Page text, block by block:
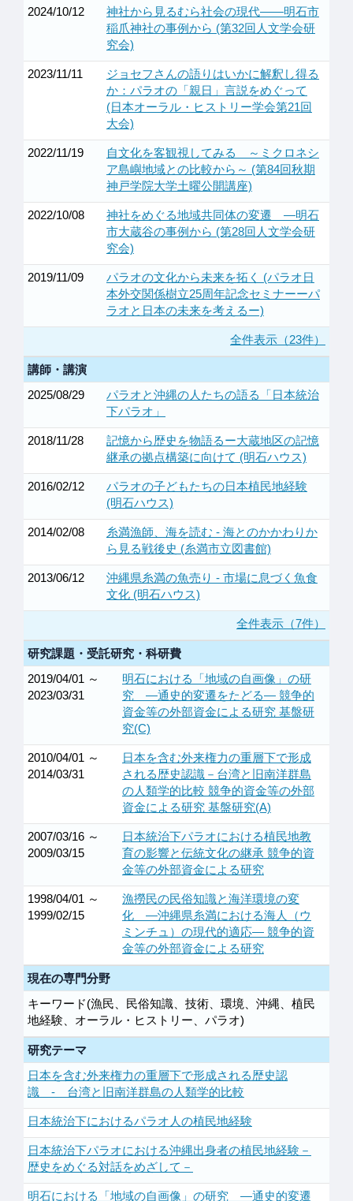
2024/10/12
神社から見るむら社会の現代——明石市
稲爪神社の事例から (第32回人文学会研
究会)
2023/11/11
ジョセフさんの語りはいかに解釈し得る
か：パラオの「親日」言説をめぐって
(日本オーラル・ヒストリー学会第21回
大会)
2022/11/19
自文化を客観視してみる ～ミクロネシ
ア島嶼地域との比較から～ (第84回秋期
神戸学院大学土曜公開講座)
2022/10/08
神社をめぐる地域共同体の変遷 —明石
市大蔵谷の事例から (第28回人文学会研
究会)
2019/11/09
パラオの文化から未来を拓く (パラオ日
本外交関係樹立25周年記念セミナーーパ
ラオと日本の未来を考えるー)
全件表示（23件）
講師・講演
2025/08/29
パラオと沖縄の人たちの語る「日本統治
下パラオ」
2018/11/28
記憶から歴史を物語るー大蔵地区の記憶
継承の拠点構築に向けて (明石ハウス)
2016/02/12
パラオの子どもたちの日本植民地経験
(明石ハウス)
2014/02/08
糸満漁師、海を読む - 海とのかかわりか
ら見る戦後史 (糸満市立図書館)
2013/06/12
沖縄県糸満の魚売り - 市場に息づく魚食
文化 (明石ハウス)
全件表示（7件）
研究課題・受託研究・科研費
2019/04/01 ～
2023/03/31
明石における「地域の自画像」の研
究 ―通史的変遷をたどる― 競争的
資金等の外部資金による研究 基盤研
究(C)
2010/04/01 ～
2014/03/31
日本を含む外来権力の重層下で形成
される歴史認識－台湾と旧南洋群島
の人類学的比較 競争的資金等の外部
資金による研究 基盤研究(A)
2007/03/16 ～
2009/03/15
日本統治下パラオにおける植民地教
育の影響と伝統文化の継承 競争的資
金等の外部資金による研究
1998/04/01 ～
1999/02/15
漁撈民の民俗知識と海洋環境の変
化 ―沖縄県糸満における海人（ウ
ミンチュ）の現代的適応― 競争的資
金等の外部資金による研究
現在の専門分野
キーワード(漁民、民俗知識、技術、環境、沖縄、植民
地経験、オーラル・ヒストリー、パラオ)
研究テーマ
日本を含む外来権力の重層下で形成される歴史認
識 - 台湾と旧南洋群島の人類学的比較
日本統治下におけるパラオ人の植民地経験
日本統治下パラオにおける沖縄出身者の植民地経験－
歴史をめぐる対話をめざして－
明石における「地域の自画像」の研究 ―通史的変遷